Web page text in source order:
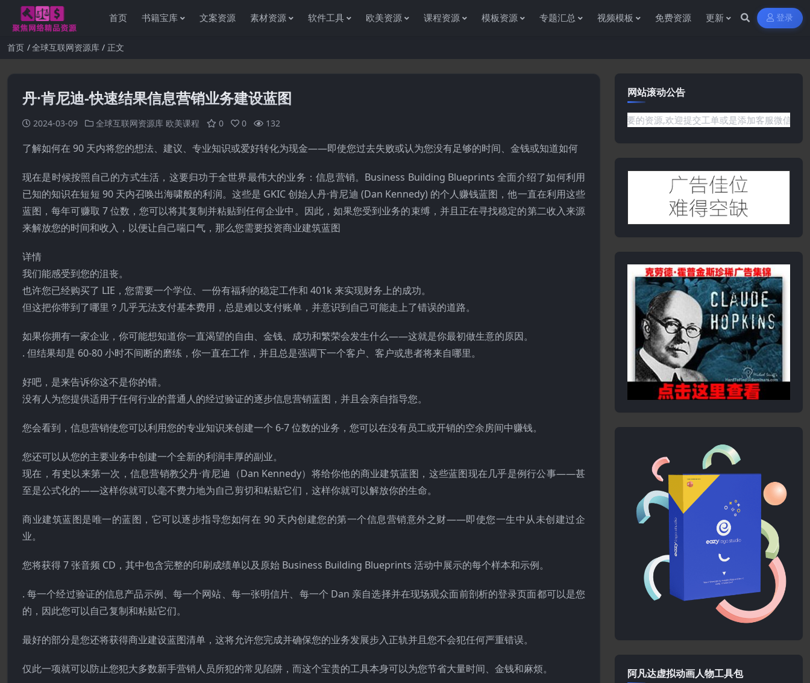
首页 书籍宝库 文案资源 素材资源 软件工具 欧美资源 课程资源 模板资源 专题汇总 视频模板 免费资源 更新 登录
首页 全球互联网资源库 正文
丹·肯尼迪-快速结果信息营销业务建设蓝图
2024-03-09 全球互联网资源库 欧美课程 0 0 132
了解如何在 90 天内将您的想法、建议、专业知识或爱好转化为现金——即使您过去失败或认为您没有足够的时间、金钱或知道如何
现在是时候按照自己的方式生活，这要归功于全世界最伟大的业务：信息营销。Business Building Blueprints 全面介绍了如何利用
已知的知识在短短 90 天内召唤出海啸般的利润。这些是 GKIC 创始人丹·肯尼迪 (Dan Kennedy) 的个人赚钱蓝图，他一直在利用这些
蓝图，每年可赚取 7 位数，您可以将其复制并粘贴到任何企业中。因此，如果您受到业务的束缚，并且正在寻找稳定的第二收入来源
来解放您的时间和收入，以便让自己喘口气，那么您需要投资商业建筑蓝图
详情
我们能感受到您的沮丧。
也许您已经购买了 LIE，您需要一个学位、一份有福利的稳定工作和 401k 来实现财务上的成功。
但这把你带到了哪里？几乎无法支付基本费用，总是难以支付账单，并意识到自己可能走上了错误的道路。
如果你拥有一家企业，你可能想知道你一直渴望的自由、金钱、成功和繁荣会发生什么——这就是你最初做生意的原因。
. 但结果却是 60-80 小时不间断的磨练，你一直在工作，并且总是强调下一个客户、客户或患者将来自哪里。
好吧，是来告诉你这不是你的错。
没有人为您提供适用于任何行业的普通人的经过验证的逐步信息营销蓝图，并且会亲自指导您。
您会看到，信息营销使您可以利用您的专业知识来创建一个 6-7 位数的业务，您可以在没有员工或开销的空余房间中赚钱。
您还可以从您的主要业务中创建一个全新的利润丰厚的副业。
现在，有史以来第一次，信息营销教父丹·肯尼迪（Dan Kennedy）将给你他的商业建筑蓝图，这些蓝图现在几乎是例行公事——甚
至是公式化的——这样你就可以毫不费力地为自己剪切和粘贴它们，这样你就可以解放你的生命。
商业建筑蓝图是唯一的蓝图，它可以逐步指导您如何在 90 天内创建您的第一个信息营销意外之财——即使您一生中从未创建过企
业。
您将获得 7 张音频 CD，其中包含完整的印刷成绩单以及原始 Business Building Blueprints 活动中展示的每个样本和示例。
. 每一个经过验证的信息产品示例、每一个网站、每一张明信片、每一个 Dan 亲自选择并在现场观众面前剖析的登录页面都可以是您
的，因此您可以自己复制和粘贴它们。
最好的部分是您还将获得商业建设蓝图清单，这将允许您完成并确​​保您的业务发展步入正轨并且您不会犯任何严重错误。
仅此一项就可以防止您犯大多数新手营销人员所犯的常见陷阱，而这个宝贵的工具本身可以为您节省大量时间、金钱和麻烦。
网站滚动公告
感谢您访问资源杂货铺获取各种信息资源!如果遇到任何问题或是网站没有你需要的资源,欢迎提交工单或是添加客服微信:ywb386获取
阿凡达虚拟动画人物工具包